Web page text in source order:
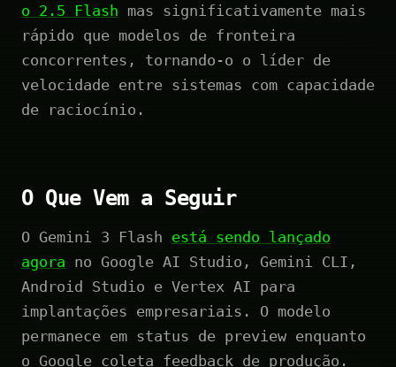
o 2.5 Flash mas significativamente mais
rápido que modelos de fronteira
concorrentes, tornando-o o líder de
velocidade entre sistemas com capacidade
de raciocínio.
O Que Vem a Seguir
O Gemini 3 Flash está sendo lançado
agora no Google AI Studio, Gemini CLI,
Android Studio e Vertex AI para
implantações empresariais. O modelo
permanece em status de preview enquanto
o Google coleta feedback de produção.